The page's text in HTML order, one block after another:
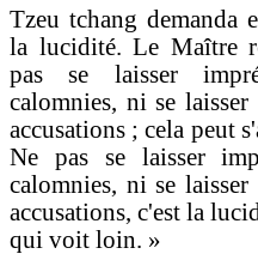
Tzeu tchang demanda
la lucidité. Le Maître
pas se laisser
calomnies, ni se
accusations ; cela peut
Ne pas se laisser
calomnies, ni se
accusations, c'est la
qui voit loin. »